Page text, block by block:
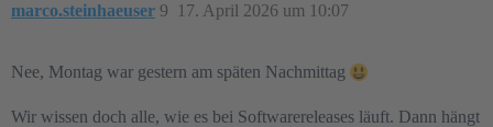
marco.steinhaeuser 17. April 2026 um 10:07
9
Nee, Montag war gestern am späten Nachmittag
Wir wissen doch alle, wie es bei Softwarereleases läuft. Dann hängt